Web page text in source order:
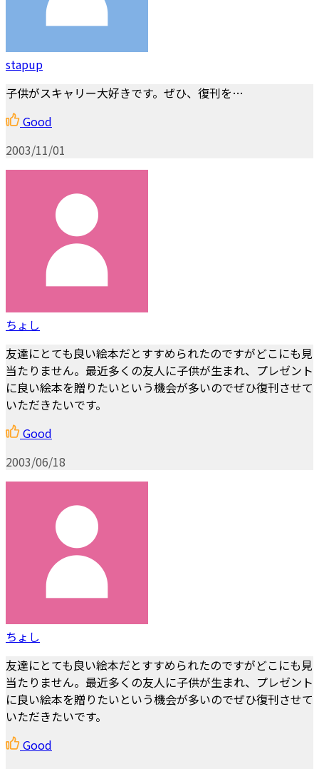
stapup
子供がスキャリー大好きです。ぜひ、復刊を…
Good
2003/11/01
ちょし
友達にとても良い絵本だとすすめられたのですがどこにも見
当たりません。最近多くの友人に子供が生まれ、プレゼント
に良い絵本を贈りたいという機会が多いのでぜひ復刊させて
いただきたいです。
Good
2003/06/18
ちょし
友達にとても良い絵本だとすすめられたのですがどこにも見
当たりません。最近多くの友人に子供が生まれ、プレゼント
に良い絵本を贈りたいという機会が多いのでぜひ復刊させて
いただきたいです。
Good